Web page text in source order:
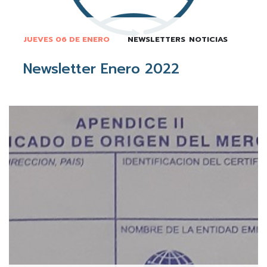
JUEVES 06 DE ENERO NEWSLETTERS NOTICIAS
Newsletter Enero 2022